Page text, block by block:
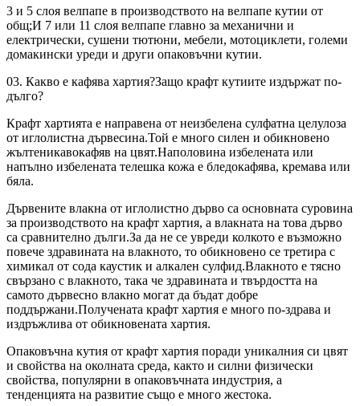
3 и 5 слоя велпапе в производството на велпапе кутии от
общ;И 7 или 11 слоя велпапе главно за механични и
електрически, сушени тютюни, мебели, мотоциклети, големи
домакински уреди и други опаковъчни кутии.
03. Какво е кафява хартия?Защо крафт кутиите издържат по-
дълго?
Крафт хартията е направена от неизбелена сулфатна целулоза
от иглолистна дървесина.Той е много силен и обикновено
жълтеникавокафяв на цвят.Наполовина избелената или
напълно избелената телешка кожа е бледокафява, кремава или
бяла.
Дървените влакна от иглолистно дърво са основната суровина
за производството на крафт хартия, а влакната на това дърво
са сравнително дълги.За да не се увреди колкото е възможно
повече здравината на влакното, то обикновено се третира с
химикал от сода каустик и алкален сулфид.Влакното е тясно
свързано с влакното, така че здравината и твърдостта на
самото дървесно влакно могат да бъдат добре
поддържани.Получената крафт хартия е много по-здрава и
издръжлива от обикновената хартия.
Опаковъчна кутия от крафт хартия поради уникалния си цвят
и свойства на околната среда, както и силни физически
свойства, популярни в опаковъчната индустрия, а
тенденцията на развитие също е много жестока.